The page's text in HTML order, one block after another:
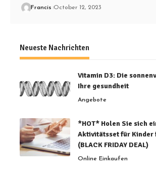
Francis October 12, 2023
Neueste Nachrichten
Vitamin D3: Die
Ihre gesundheit
Angebote
*HOT* Holen Sie sich
Aktivitätsset für Kinder
(BLACK FRIDAY DEAL)
Online Einkaufen